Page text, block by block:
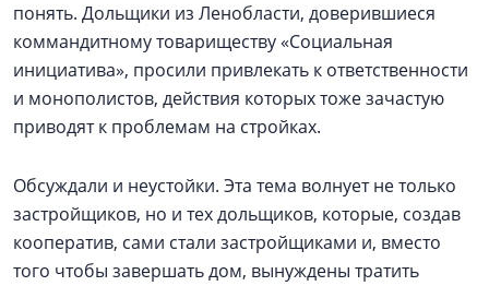
понять. Дольщики из Ленобласти, доверившиеся
коммандитному товариществу «Социальная
инициатива», просили привлекать к ответственности
и монополистов, действия которых тоже зачастую
приводят к проблемам на стройках.
Обсуждали и неустойки. Эта тема волнует не только
застройщиков, но и тех дольщиков, которые, создав
кооператив, сами стали застройщиками и, вместо
того чтобы завершать дом, вынуждены тратить